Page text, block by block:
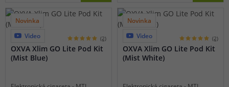
těla, barevná indikační dioda.
těla, barevná indikační dioda.
Novinka
Video
8 barev (2)
OXVA Xlim GO Lite Pod Kit
(Mist Blue)
Novinka
Video
8 barev (2)
OXVA Xlim GO Lite Pod Kit
(Mist White)